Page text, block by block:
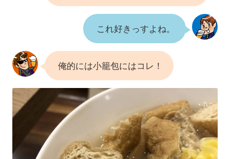
これ好きっすよね。
俺的には小籠包にはコレ！